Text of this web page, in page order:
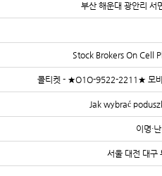
부산 해운대 광안리 서
Stock Brokers On Cell
콜티켓 - ★O1O-9522-2211★ 모바
Jak wybrać
이명·
서울 대전 대구